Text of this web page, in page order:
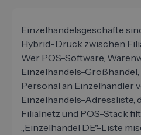
Einzelhandelsgeschäfte
Hybrid-Druck zwischen
Wer POS-Software,
Einzelhandels-
Personal an Einzelhändler
Einzelhandels-Adressliste,
Filialnetz und POS-Stack
„Einzelhandel DE"-Liste